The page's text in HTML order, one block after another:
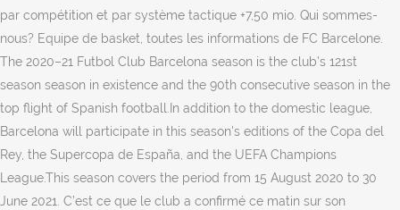
par compétition et par système tactique +7,50 mio. Qui sommes-
nous? Equipe de basket, toutes les informations de FC Barcelone.
The 2020–21 Futbol Club Barcelona season is the club's 121st
season season in existence and the 90th consecutive season in the
top flight of Spanish football.In addition to the domestic league,
Barcelona will participate in this season's editions of the Copa del
Rey, the Supercopa de España, and the UEFA Champions
League.This season covers the period from 15 August 2020 to 30
June 2021. C’est ce que le club a confirmé ce matin sur son